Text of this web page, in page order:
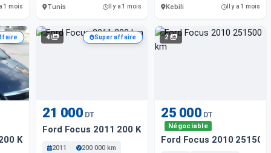
a 1 mois Tunis Il y a 1 mois Kebili Il y a 1 mois
Km
4 Super affaire
21 000 DT
Ford Focus 2011 200 Km
2011
200 000 km
2
25 000 DT
Négociable
Ford Focus 2010 251500